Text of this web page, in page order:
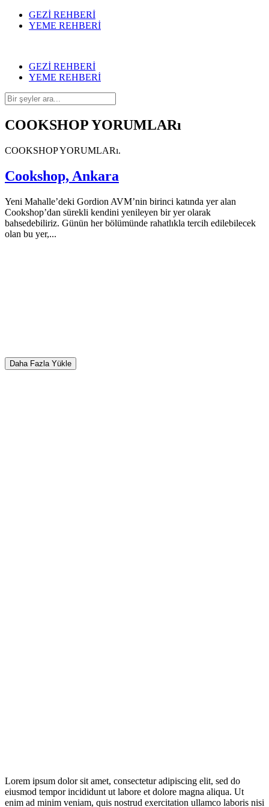
GEZİ REHBERİ
YEME REHBERİ
GEZİ REHBERİ
YEME REHBERİ
COOKSHOP YORUMLARı
COOKSHOP YORUMLARı.
Cookshop, Ankara
Yeni Mahalle’deki Gordion AVM’nin birinci katında yer alan
Cookshop’dan sürekli kendini yenileyen bir yer olarak
bahsedebiliriz. Günün her bölümünde rahatlıkla tercih edilebilecek
olan bu yer,...
Daha Fazla Yükle
Lorem ipsum dolor sit amet, consectetur adipiscing elit, sed do
eiusmod tempor incididunt ut labore et dolore magna aliqua. Ut
enim ad minim veniam, quis nostrud exercitation ullamco laboris nisi